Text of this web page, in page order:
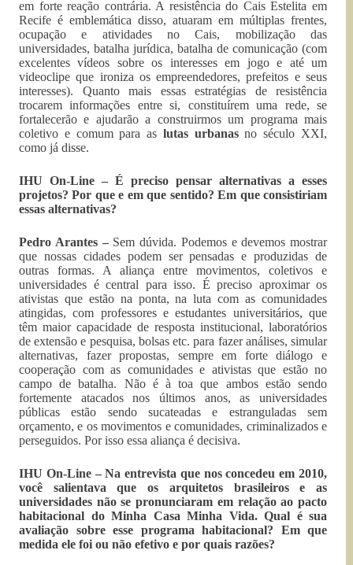
em forte reação contrária. A resistência do Cais Estelita em
Recife é emblemática disso, atuaram em múltiplas frentes,
ocupação e atividades no Cais, mobilização das
universidades, batalha jurídica, batalha de comunicação (com
excelentes vídeos sobre os interesses em jogo e até um
videoclipe que ironiza os empreendedores, prefeitos e seus
interesses). Quanto mais essas estratégias de resistência
trocarem informações entre si, constituírem uma rede, se
fortalecerão e ajudarão a construirmos um programa mais
coletivo e comum para as lutas urbanasno século XXI,
como já disse.
IHU On-Line – É preciso pensar alternativas a esses
projetos? Por que e em que sentido? Em que consistiriam
essas alternativas?
Pedro Arantes –Sem dúvida. Podemos e devemos mostrar
que nossas cidades podem ser pensadas e produzidas de
outras formas. A aliança entre movimentos, coletivos e
universidades é central para isso. É preciso aproximar os
ativistas que estão na ponta, na luta com as comunidades
atingidas, com professores e estudantes universitários, que
têm maior capacidade de resposta institucional, laboratórios
de extensão e pesquisa, bolsas etc. para fazer análises, simular
alternativas, fazer propostas, sempre em forte diálogo e
cooperação com as comunidades e ativistas que estão no
campo de batalha. Não é à toa que ambos estão sendo
fortemente atacados nos últimos anos, as universidades
públicas estão sendo sucateadas e estranguladas sem
orçamento, e os movimentos e comunidades, criminalizados e
perseguidos. Por isso essa aliança é decisiva.
IHU On-Line – Na entrevista que nos concedeu em 2010,
você salientava que os arquitetos brasileiros e as
universidades não se pronunciaram em relação ao pacto
habitacional do Minha Casa Minha Vida. Qual é sua
avaliação sobre esse programa habitacional? Em que
medida ele foi ou não efetivo e por quais razões?